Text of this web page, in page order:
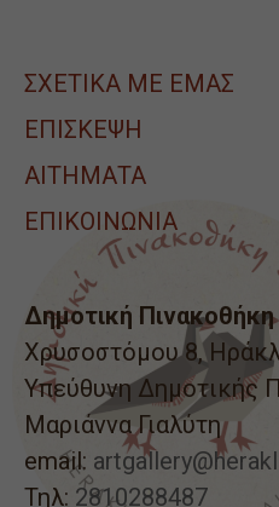
ΣΧΕΤΙΚΑ ΜΕ ΕΜΑΣ
ΕΠΙΣΚΕΨΗ
ΑΙΤΉΜΑΤΑ
ΕΠΙΚΟΙΝΩΝΙΑ
Δημοτική
Χρυσοστόμου 8,
Υπεύθυνη Δημοτικής
Μαριάννα Γιαλύτη
email:
Τηλ: 2810288487